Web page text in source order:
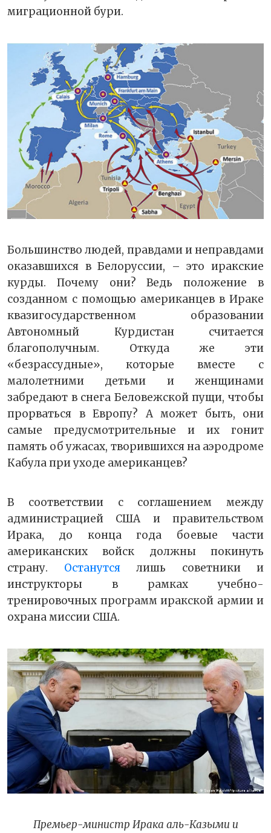
миграционной бури.
Большинство людей, правдами и неправдами
оказавшихся в Белоруссии, – это иракские
курды. Почему они? Ведь положение в
созданном с помощью американцев в Ираке
квазигосударственном образовании
Автономный Курдистан считается
благополучным. Откуда же эти
«безрассудные», которые вместе с
малолетними детьми и женщинами
забредают в снега Беловежской пущи, чтобы
прорваться в Европу? А может быть, они
самые предусмотрительные и их гонит
память об ужасах, творившихся на аэродроме
Кабула при уходе американцев?
В соответствии с соглашением между
администрацией США и правительством
Ирака, до конца года боевые части
американских войск должны покинуть
страну. Останутсялишь советники и
инструкторы в рамках учебно-
тренировочных программ иракской армии и
охрана миссии США.
Премьер-министр Ирака аль-Казыми и